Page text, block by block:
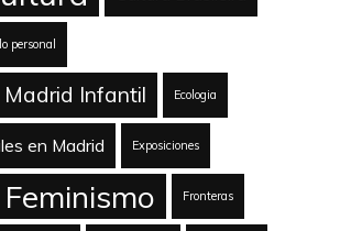
personal
Infantil Ecologia
en Madrid Exposiciones
Feminismo Fronteras